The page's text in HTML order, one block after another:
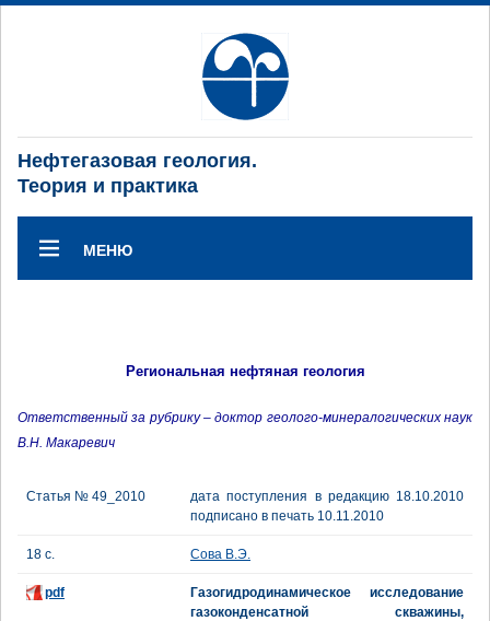
Нефтегазовая геология.
Теория и практика
МЕНЮ
Региональная нефтяная геология
Ответственный за рубрику – доктор геолого-минералогических наук
В.Н. Макаревич
Статья № 49_2010
дата поступления в редакцию 18.10.2010
подписано в печать 10.11.2010
18 с. Сова В.Э.
pdf
Газогидродинамическое исследование
газоконденсатной скважины,